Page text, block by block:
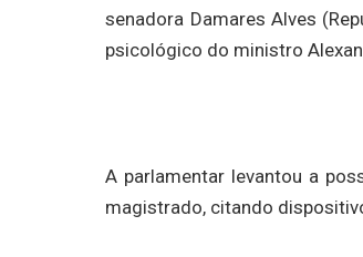
senadora Damares Alves
psicológico do ministro
A parlamentar levantou a
magistrado, citando